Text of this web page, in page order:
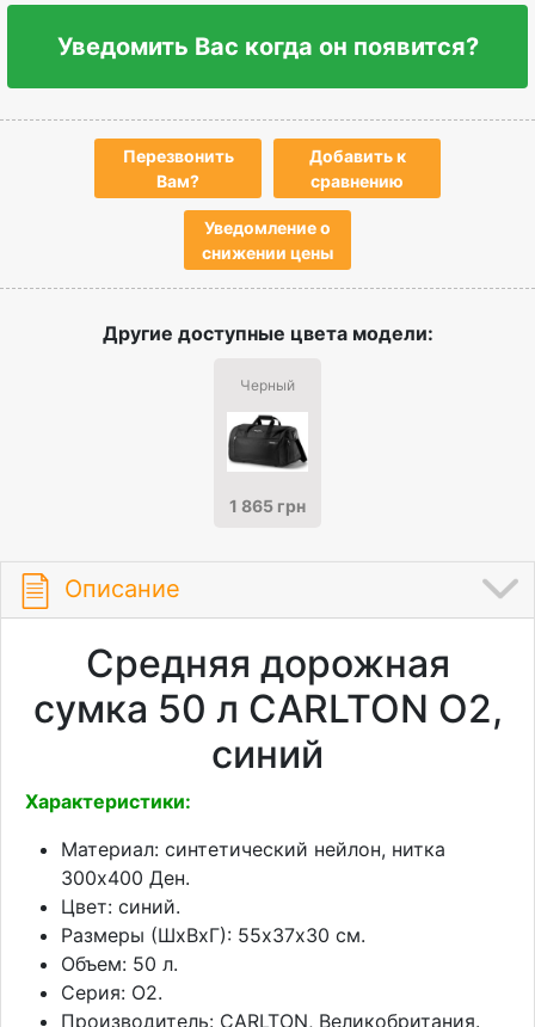
Уведомить Вас когда он появится?
Перезвонить
Вам?
Добавить к
сравнению
Уведомление о
снижении цены
Другие доступные цвета модели:
Черный
1 865 грн
Описание
Средняя дорожная
сумка 50 л CARLTON O2,
синий
Характеристики:
Материал: синтетический нейлон, нитка
300х400 Ден.
Цвет: синий.
Размеры (ШхВхГ): 55х37х30 см.
Объем: 50 л.
Серия: О2.
Производитель: CARLTON, Великобритания.